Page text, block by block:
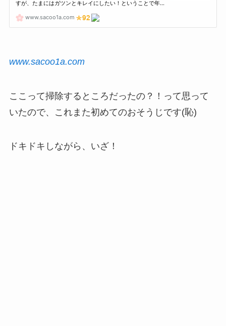
www.sacoo1a.com
ここって掃除するところだったの？！って思って
いたので、これまた初めてのおそうじです(恥)
ドキドキしながら、いざ！